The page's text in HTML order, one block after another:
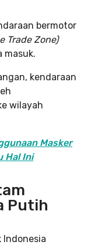
bermotor
Trade Zone)
masuk.
kendaraan
wilayah
Masker
Hal Ini
Putih
Indonesia